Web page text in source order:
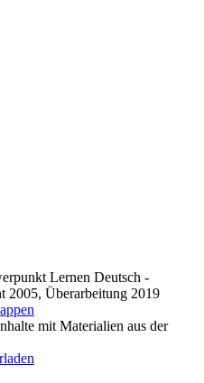
Lernen Deutsch -
2005, Überarbeitung 2019
mit Materialien aus der